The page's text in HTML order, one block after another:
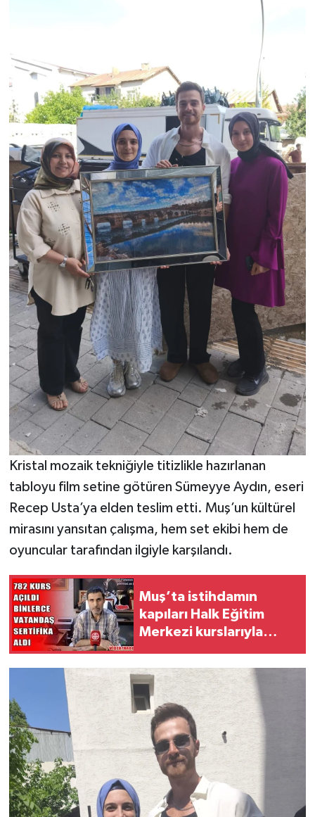
Kristal mozaik tekniğiyle titizlikle hazırlanan
tabloyu film setine götüren Sümeyye Aydın, eseri
Recep Usta’ya elden teslim etti. Muş’un kültürel
mirasını yansıtan çalışma, hem set ekibi hem de
oyuncular tarafından ilgiyle karşılandı.
Muş’ta istihdamın
kapıları Halk Eğitim
Merkezi kurslarıyla